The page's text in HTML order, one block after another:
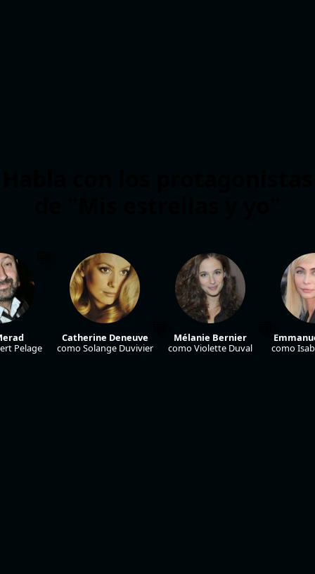
Pelage
Catherine Deneuve
como Solange Duvivier
Mélanie Bernier
como Violette Duval
como